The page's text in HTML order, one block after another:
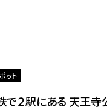
ット
で２駅にある 天王